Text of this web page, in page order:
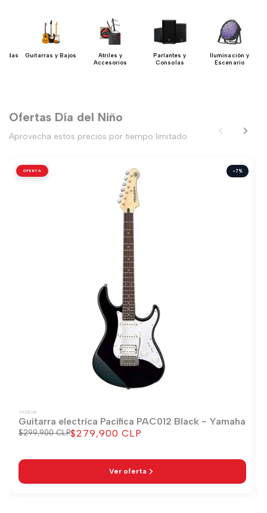
Guitarras y Bajos
Atriles y
Accesorios
Parlantes y
Consolas
Iluminación y
Escenario
Ofertas Día del Niño
Aprovecha estos precios por tiempo limitado
OFERTA -7%
YAMAHA
Guitarra electrica Pacifica PAC012 Black - Yamaha
Precio
$299,900 CLPPrecio
$279,900 CLP
Ver oferta